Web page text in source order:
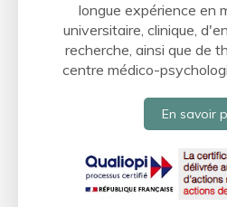
longue expérience en
universitaire, clinique,
recherche, ainsi que de
centre médico-
En savoir